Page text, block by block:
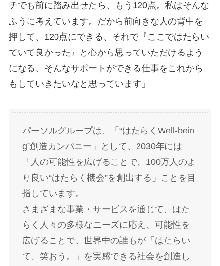
チでも前に踏み出せたら、もう120点。私はそんな
ふうに考えています。だから前向きな人の背中を
押して、120点にできる、それで『ここではたらい
ていて良かった』と心から思っていただけるよう
になる、そんなサポートができる仕事をこれから
もしていきたいなと思っています」
パーソルグループは、「“はたらくWell-bein
g”創造カンパニー」として、2030年には
「人の可能性を広げることで、100万人のよ
り良い“はたらく機会”を創出する」ことを目
指しています。
さまざまな事業・サービスを通じて、はた
らく人々の多様なニーズに応え、可能性を
広げることで、世界中の誰もが「はたらい
て、笑おう。」を実感できる社会を創造し